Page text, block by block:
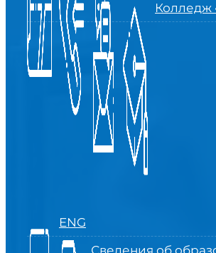
Колледж
ENG
Сведения об